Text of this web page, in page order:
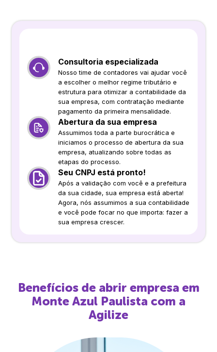
Consultoria especializada
Nosso time de contadores vai ajudar você
a escolher o melhor regime tributário e
estrutura para otimizar a contabilidade da
sua empresa, com contratação mediante
pagamento da primeira mensalidade.
Abertura da sua empresa
Assumimos toda a parte burocrática e
iniciamos o processo de abertura da sua
empresa, atualizando sobre todas as
etapas do processo.
Seu CNPJ está pronto!
Após a validação com você e a prefeitura
da sua cidade, sua empresa está aberta!
Agora, nós assumimos a sua contabilidade
e você pode focar no que importa: fazer a
sua empresa crescer.
Benefícios de abrir empresa em
Monte Azul Paulista com a
Agilize